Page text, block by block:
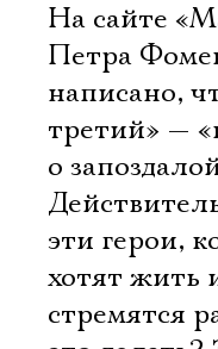
На сайте
Петра
написано,
третий» —
о
эти герои,
хотят жить
стремятся